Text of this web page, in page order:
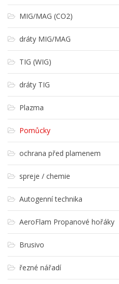
MIG/MAG (CO2)
dráty MIG/MAG
TIG (WIG)
dráty TIG
Plazma
Pomůcky
ochrana před plamenem
spreje / chemie
Autogenní technika
AeroFlam Propanové hořáky
Brusivo
řezné nářadí